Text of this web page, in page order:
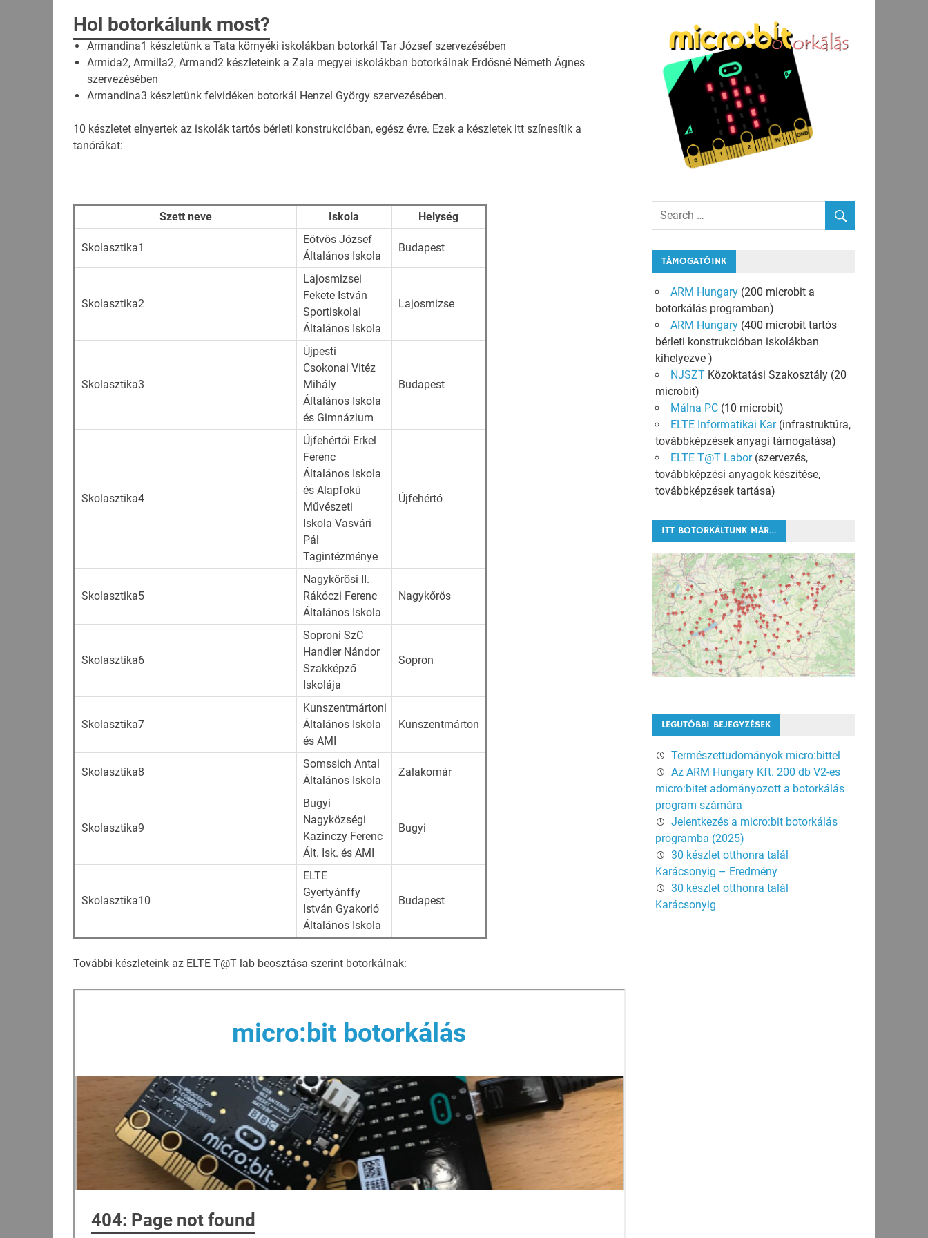
Hol botorkálunk most?
Armandina1 készletünk a Tata környéki iskolákban botorkál Tar József szervezésében
Armida2, Armilla2, Armand2 készleteink a Zala megyei iskolákban botorkálnak Erdősné Németh Ágnes
szervezésében
Armandina3 készletünk felvidéken botorkál Henzel György szervezésében.
10 készletet elnyertek az iskolák tartós bérleti konstrukcióban, egész évre. Ezek a készletek itt színesítik a
tanórákat:
Szett neve Iskola Helység
Skolasztika1
Eötvös József
Általános Iskola
Budapest
Skolasztika2
Lajosmizsei
Fekete István
Sportiskolai
Általános Iskola
Lajosmizse
Skolasztika3
Újpesti
Csokonai Vitéz
Mihály
Általános Iskola
és Gimnázium
Budapest
Skolasztika4
Újfehértói Erkel
Ferenc
Általános Iskola
és Alapfokú
Művészeti
Iskola Vasvári
Pál
Tagintézménye
Újfehértó
Skolasztika5
Nagykőrösi II.
Rákóczi Ferenc
Általános Iskola
Nagykőrös
Skolasztika6
Soproni SzC
Handler Nándor
Szakképző
Iskolája
Sopron
Skolasztika7
Kunszentmártoni
Általános Iskola
és AMI
Kunszentmárton
Skolasztika8
Somssich Antal
Általános Iskola
Zalakomár
Skolasztika9
Bugyi
Nagyközségi
Kazinczy Ferenc
Ált. Isk. és AMI
Bugyi
Skolasztika10
ELTE
Gyertyánffy
István Gyakorló
Általános Iskola
Budapest
További készleteink az ELTE T@T lab beosztása szerint botorkálnak:
TÁMOGATÓINK
ARM Hungary(200 microbit a
botorkálás programban)
ARM Hungary(400 microbit tartós
bérleti konstrukcióban iskolákban
kihelyezve )
NJSZTKözoktatási Szakosztály (20
microbit)
Málna PC(10 microbit)
ELTE Informatikai Kar(infrastruktúra,
továbbképzések anyagi támogatása)
ELTE T@T Labor(szervezés,
továbbképzési anyagok készítése,
továbbképzések tartása)
ITT BOTORKÁLTUNK MÁR…
LEGUTÓBBI BEJEGYZÉSEK
Természettudományok micro:bittel
Az ARM Hungary Kft. 200 db V2-es
micro:bitet adományozott a botorkálás
program számára
Jelentkezés a micro:bit botorkálás
programba (2025)
30 készlet otthonra talál
Karácsonyig – Eredmény
30 készlet otthonra talál
Karácsonyig